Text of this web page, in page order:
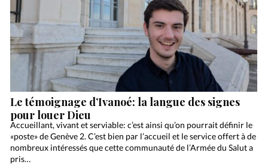
Le témoignage d’Ivanoé: la langue des signes
pour louer Dieu
Accueillant, vivant et serviable: c’est ainsi qu’on pourrait définir le
«poste» de Genève 2. C’est bien par l’accueil et le service offert à de
nombreux intéressés que cette communauté de l’Armée du Salut a
pris…